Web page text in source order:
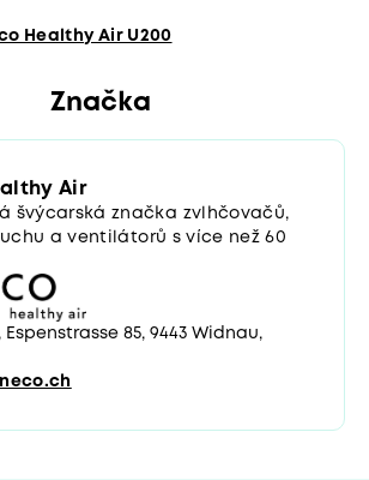
Healthy Air U200
Značka
Air
švýcarská značka zvlhčovačů,
a ventilátorů s více než 60
Espenstrasse 85, 9443 Widnau,